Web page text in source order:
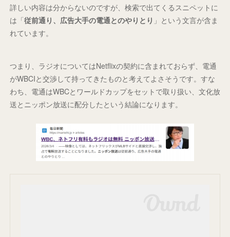
詳しい内容は分からないのですが、検索で出てくるスニペットに
は「従前通り、広告大手の電通とのやりとり 」という文言が含ま
れています。
つまり、ラジオについてはNetflixの契約に含まれておらず、電通
がWBCIと交渉して持ってきたものと考えてよさそうです。すな
わち、電通はWBCとワールドカップをセットで取り扱い、文化放
送とニッポン放送に配分したという結論になります。